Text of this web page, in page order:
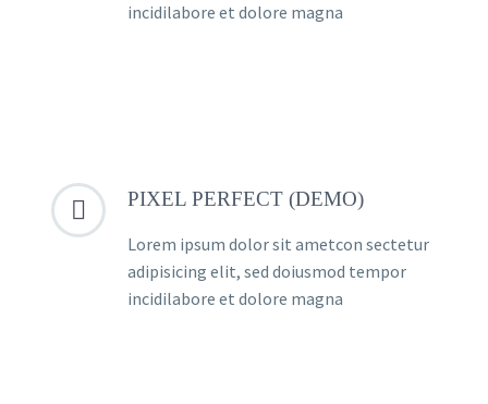
incidilabore et dolore magna

 PIXEL PERFECT (DEMO)
Lorem ipsum dolor sit ametcon sectetur
adipisicing elit, sed doiusmod tempor
incidilabore et dolore magna